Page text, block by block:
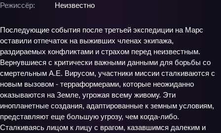
Режиссёр:
Неизвестно
Последующие события после третьей экспедиции на Марс
оставили отпечаток на выживших членах экипажа,
раздираемых конфликтами и страхом перед неизвестным.
Вернувшиеся с критически важными данными для борьбы со
смертельным A.E. Вирусом, участники миссии сталкиваются с
новым вызовом - терраформерами, которые неожиданно
оказываются на Земле, угрожая всему живому. Эти
инопланетные создания, адаптированные к земным условиям,
представляют еще большую угрозу, чем когда-либо.
Сталкиваясь лицом к лицу с врагом, казавшимся далеким и